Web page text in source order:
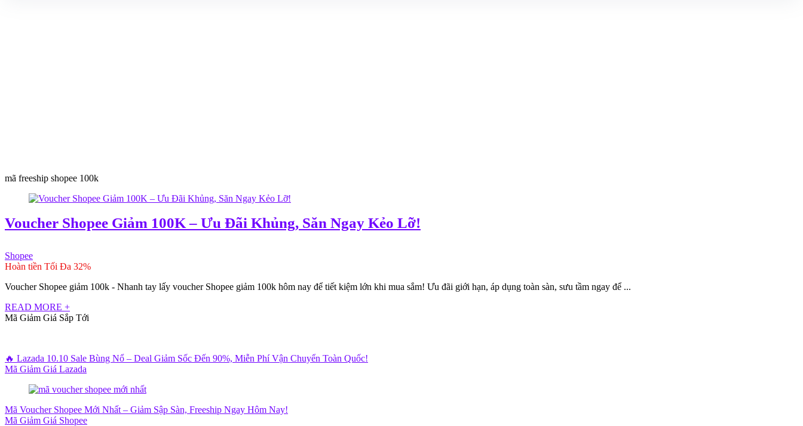
mã freeship shopee 100k
Voucher Shopee Giảm 100K – Ưu Đãi Khủng, Săn Ngay Kẻo Lỡ!
Shopee
Hoàn tiền Tối Đa 32%
Voucher Shopee giảm 100k - Nhanh tay lấy voucher Shopee giảm 100k hôm nay để tiết kiệm lớn khi mua sắm! Ưu đãi giới hạn, áp dụng toàn sàn, sưu tầm ngay để ...
READ MORE +
Mã Giảm Giá Sắp Tới
🔥 Lazada 10.10 Sale Bùng Nổ – Deal Giảm Sốc Đến 90%, Miễn Phí Vận Chuyển Toàn Quốc!
Mã Giảm Giá Lazada
Mã Voucher Shopee Mới Nhất – Giảm Sập Sàn, Freeship Ngay Hôm Nay!
Mã Giảm Giá Shopee